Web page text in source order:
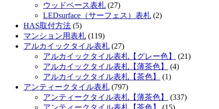
ウッドベース表札 (27)
LEDsurface（サーフェス）表札 (2)
HAS取付方法 (5)
マンション用表札 (119)
アルカイックタイル表札 (27)
アルカイックタイル表札【グレー色】
(21)
アルカイックタイル表札【薄茶色】
(4)
アルカイックタイル表札【茶色】
(1)
アンティークタイル表札 (797)
アンティークタイル表札【薄茶色】
(337)
アンティークタイル表札【茶色】
(15)